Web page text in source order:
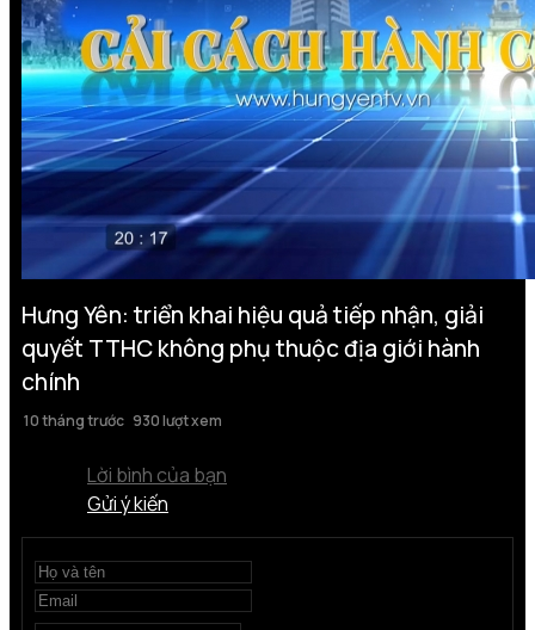
Hưng Yên: triển khai hiệu quả tiếp nhận, giải
quyết TTHC không phụ thuộc địa giới hành
chính
10 tháng trước 930 lượt xem
Lời bình của bạn
Gửi ý kiến